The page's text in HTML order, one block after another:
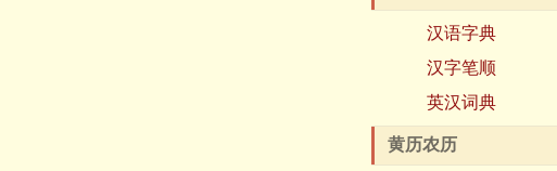
汉语字典
汉字笔顺
英汉词典
黄历农历